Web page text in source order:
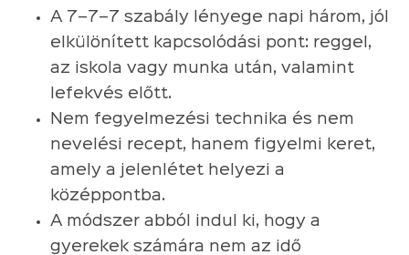
A 7–7–7 szabály lényege napi három, jól
elkülönített kapcsolódási pont: reggel,
az iskola vagy munka után, valamint
lefekvés előtt.
Nem fegyelmezési technika és nem
nevelési recept, hanem figyelmi keret,
amely a jelenlétet helyezi a
középpontba.
A módszer abból indul ki, hogy a
gyerekek számára nem az idő